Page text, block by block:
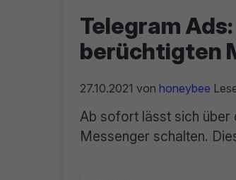
Telegram
berüchtigten
27.10.2021 von honeybee
Ab sofort lässt sich über
Messenger schalten.